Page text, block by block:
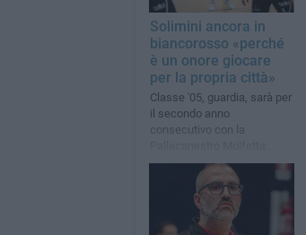
Solimini ancora in
biancorosso «perché
è un onore giocare
per la propria città»
Classe '05, guardia, sarà per
il secondo anno
consecutivo con la
«Darò una mano alla